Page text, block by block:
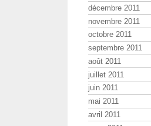
décembre 2011
novembre 2011
octobre 2011
septembre 2011
août 2011
juillet 2011
juin 2011
mai 2011
avril 2011